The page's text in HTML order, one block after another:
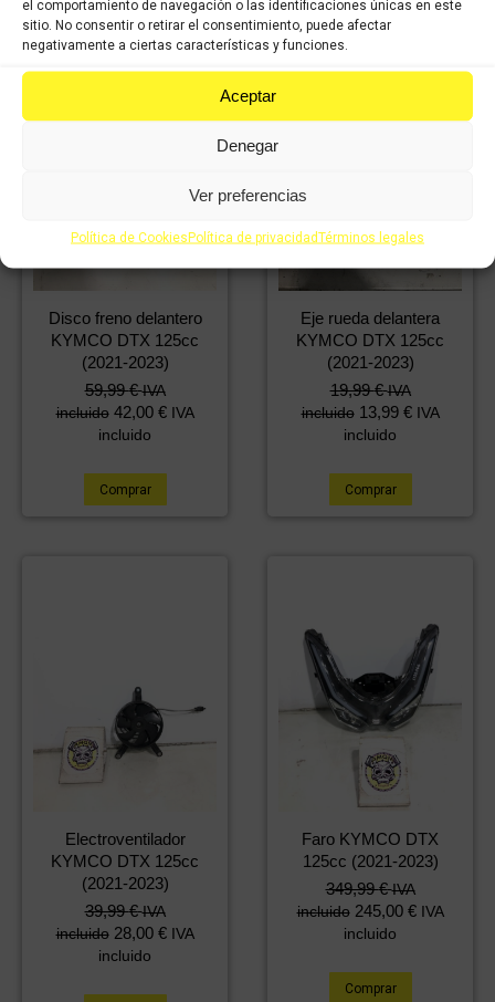
el comportamiento de navegación o las identificaciones únicas en este
sitio. No consentir o retirar el consentimiento, puede afectar
negativamente a ciertas características y funciones.
Aceptar
Denegar
Ver preferencias
Política de CookiesPolítica de privacidadTérminos legales
Disco freno delantero
KYMCO DTX 125cc
(2021-2023)
59,99€ IVA
incluido 42,00 € IVA
incluido
Comprar
Eje rueda delantera
KYMCO DTX 125cc
(2021-2023)
19,99€ IVA
incluido 13,99 € IVA
incluido
Comprar
Electroventilador
KYMCO DTX 125cc
(2021-2023)
39,99€ IVA
incluido 28,00 € IVA
incluido
Faro KYMCO DTX
125cc (2021-2023)
349,99€ IVA
incluido 245,00 € IVA
incluido
Comprar